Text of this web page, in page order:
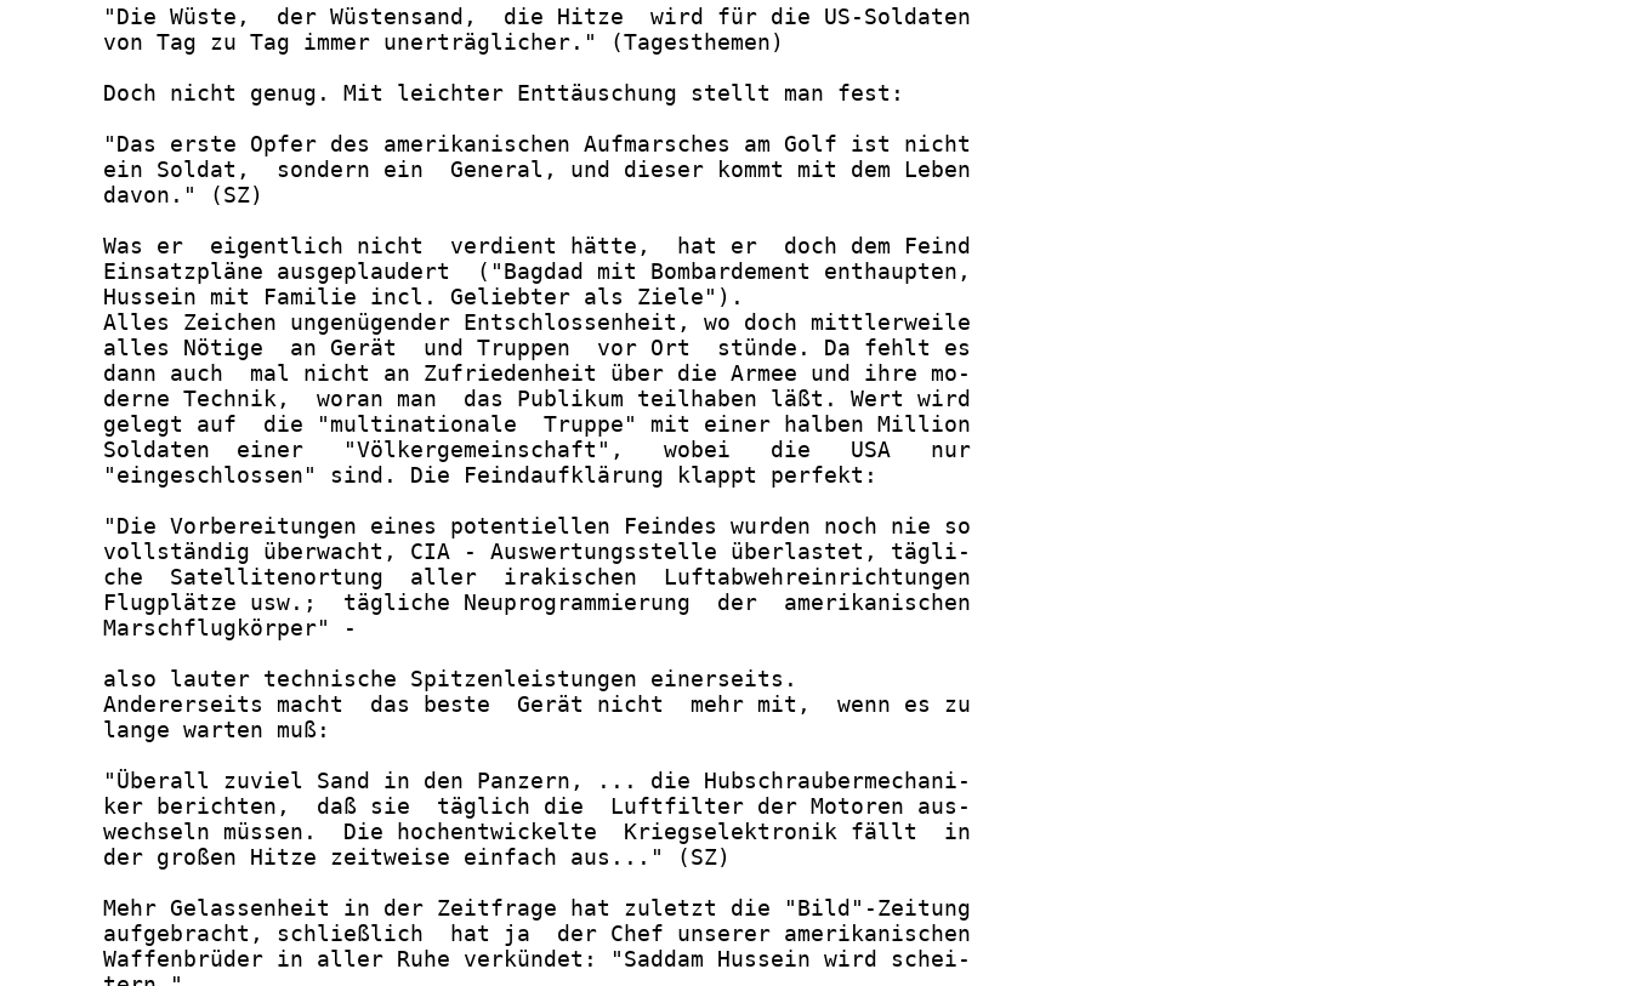
       "Die Wüste,  der Wüstensand,  die Hitze  wird für die US-Soldaten
       von Tag zu Tag immer unerträglicher." (Tagesthemen)
       Doch nicht genug. Mit leichter Enttäuschung stellt man fest:
       "Das erste Opfer des amerikanischen Aufmarsches am Golf ist nicht
       ein Soldat,  sondern ein  General, und dieser kommt mit dem Leben
       davon." (SZ)
       Was er  eigentlich nicht  verdient hätte,  hat er  doch dem Feind
       Einsatzpläne ausgeplaudert  ("Bagdad mit Bombardement enthaupten,
       Hussein mit Familie incl. Geliebter als Ziele").
       Alles Zeichen ungenügender Entschlossenheit, wo doch mittlerweile
       alles Nötige  an Gerät  und Truppen  vor Ort  stünde. Da fehlt es
       dann auch  mal nicht an Zufriedenheit über die Armee und ihre mo-
       derne Technik,  woran man  das Publikum teilhaben läßt. Wert wird
       gelegt auf  die "multinationale  Truppe" mit einer halben Million
       Soldaten  einer   "Völkergemeinschaft",   wobei   die   USA   nur
       "eingeschlossen" sind. Die Feindaufklärung klappt perfekt:
       "Die Vorbereitungen eines potentiellen Feindes wurden noch nie so
       vollständig überwacht, CIA - Auswertungsstelle überlastet, tägli-
       che  Satellitenortung  aller  irakischen  Luftabwehreinrichtungen
       Flugplätze usw.;  tägliche Neuprogrammierung  der  amerikanischen
       Marschflugkörper" -
       also lauter technische Spitzenleistungen einerseits.
       Andererseits macht  das beste  Gerät nicht  mehr mit,  wenn es zu
       lange warten muß:
       "Überall zuviel Sand in den Panzern, ... die Hubschraubermechani-
       ker berichten,  daß sie  täglich die  Luftfilter der Motoren aus-
       wechseln müssen.  Die hochentwickelte  Kriegselektronik fällt  in
       der großen Hitze zeitweise einfach aus..." (SZ)
       Mehr Gelassenheit in der Zeitfrage hat zuletzt die "Bild"-Zeitung
       aufgebracht, schließlich  hat ja  der Chef unserer amerikanischen
       Waffenbrüder in aller Ruhe verkündet: "Saddam Hussein wird schei-